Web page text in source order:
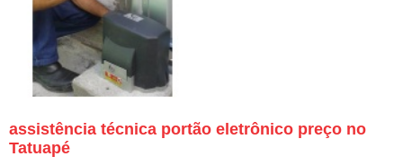
assistência técnica portão eletrônico preço no
Tatuapé